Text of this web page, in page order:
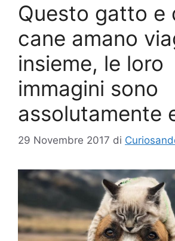
Questo gatto e
cane amano
insieme, le loro
immagini sono
assolutamente
29 Novembre 2017 di